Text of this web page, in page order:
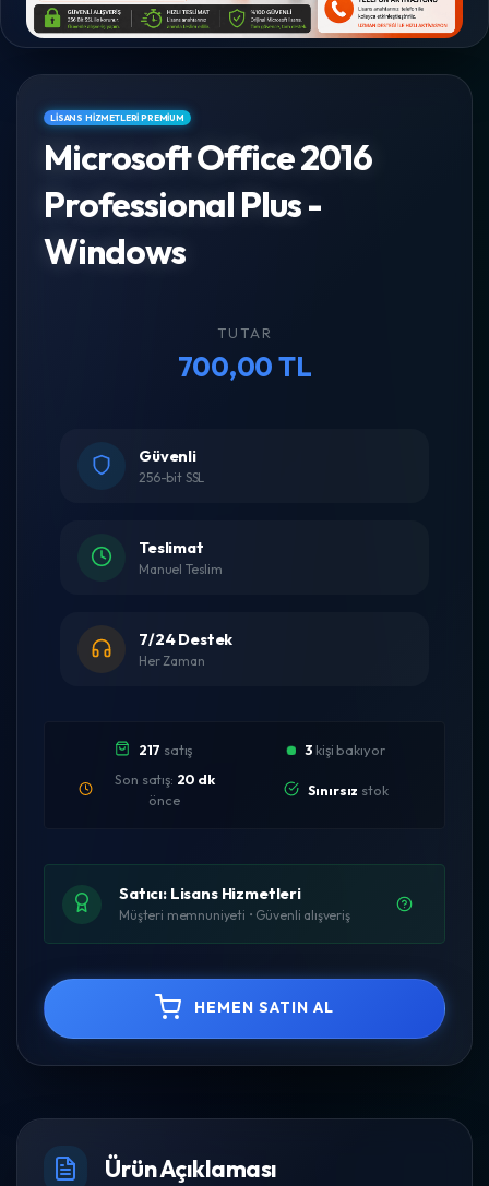
LISANS HIZMETLERI PREMIUM
Microsoft Office 2016
Professional Plus -
Windows
TUTAR
700,00 TL
Güvenli
256-bit SSL
Teslimat
Manuel Teslim
7/24 Destek
Her Zaman
217 satış 3 kişi bakıyor
Son satış: 20 dk
önce
Sınırsız stok
Satıcı: Lisans Hizmetleri
Müşteri memnuniyeti • Güvenli alışveriş
HEMEN SATIN AL
Ürün Açıklaması